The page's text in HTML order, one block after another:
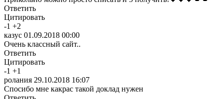
Ответить
Цитировать
-1 +2
казус 01.09.2018 00:00
Очень классный сайт..
Ответить
Цитировать
-1 +1
ролания 29.10.2018 16:07
Спосибо мне какрас такой доклад нужен